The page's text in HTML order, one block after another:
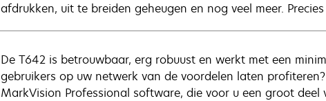
afdrukken, uit te breiden geheugen en nog veel meer.
De T642 is betrouwbaar, erg robuust en werkt met een
gebruikers op uw netwerk van de voordelen laten
MarkVision Professional software, die voor u een groot